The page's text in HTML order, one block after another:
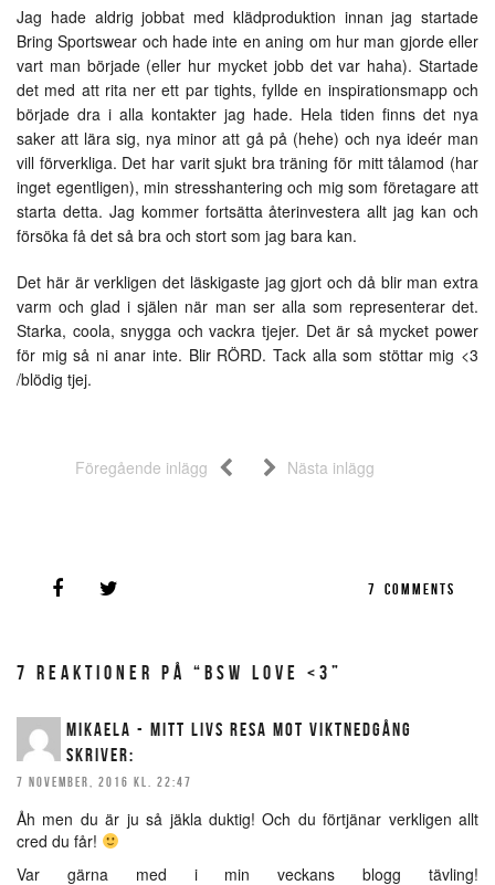
Jag hade aldrig jobbat med klädproduktion innan jag startade
Bring Sportswear och hade inte en aning om hur man gjorde eller
vart man började (eller hur mycket jobb det var haha). Startade
det med att rita ner ett par tights, fyllde en inspirationsmapp och
började dra i alla kontakter jag hade. Hela tiden finns det nya
saker att lära sig, nya minor att gå på (hehe) och nya ideér man
vill förverkliga. Det har varit sjukt bra träning för mitt tålamod (har
inget egentligen), min stresshantering och mig som företagare att
starta detta. Jag kommer fortsätta återinvestera allt jag kan och
försöka få det så bra och stort som jag bara kan.
Det här är verkligen det läskigaste jag gjort och då blir man extra
varm och glad i själen när man ser alla som representerar det.
Starka, coola, snygga och vackra tjejer. Det är så mycket power
för mig så ni anar inte. Blir RÖRD. Tack alla som stöttar mig <3
/blödig tjej.
Föregående inlägg Nästa inlägg
7 COMMENTS
7 REAKTIONER PÅ “BSW LOVE <3”
MIKAELA - MITT LIVS RESA MOT VIKTNEDGÅNG
SKRIVER:
7 NOVEMBER, 2016 KL. 22:47
Åh men du är ju så jäkla duktig! Och du förtjänar verkligen allt
cred du får!
Var gärna med i min veckans blogg tävling!